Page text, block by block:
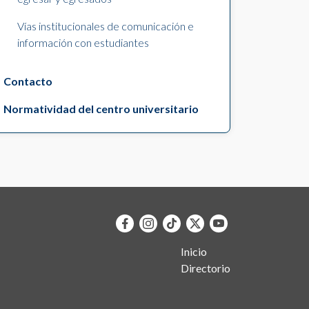
Vías institucionales de comunicación e
información con estudiantes
Contacto
Normatividad del centro universitario
Inicio
Directorio